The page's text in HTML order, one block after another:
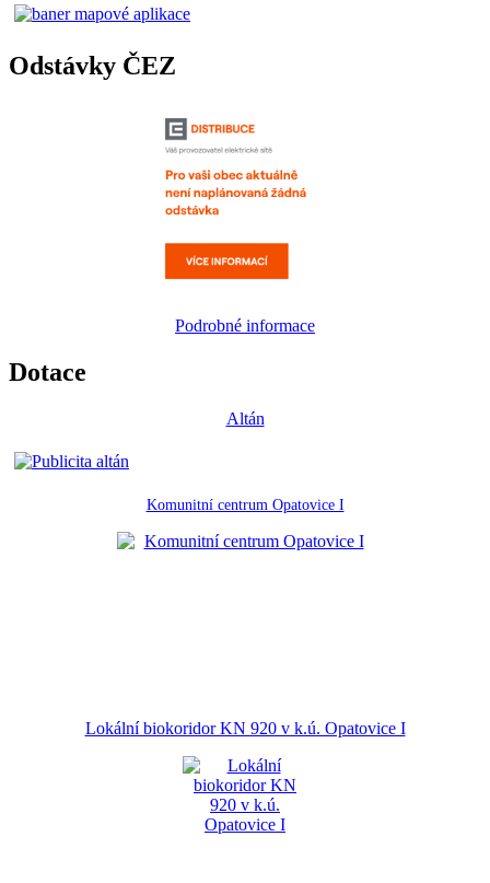
Odstávky ČEZ
Podrobné informace
Dotace
Altán
Komunitní centrum Opatovice I
Lokální biokoridor KN 920 v k.ú. Opatovice I